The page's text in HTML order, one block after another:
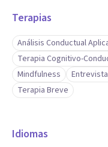
Terapias
Análisis Conductual
Terapia Cognitivo-
Mindfulness
Terapia Breve
Idiomas